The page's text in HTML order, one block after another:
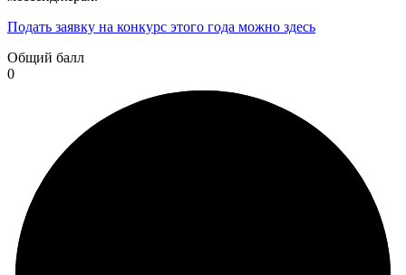
Подать заявку на конкурс этого года можно здесь
Общий балл
0